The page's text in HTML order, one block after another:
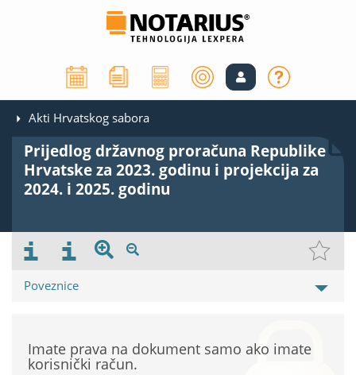
Akti Hrvatskog sabora
Prijedlog državnog proračuna Republike
Hrvatske za 2023. godinu i projekcija za
2024. i 2025. godinu
Poveznice
Imate prava na dokument samo ako imate
korisnički račun.